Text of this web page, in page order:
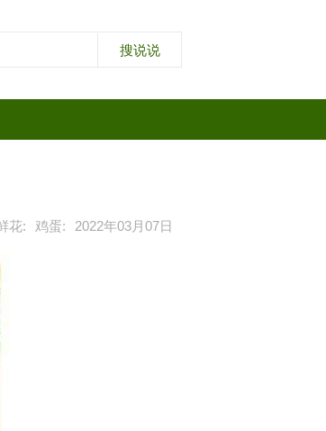
花: 鸡蛋: 2022年03月07日